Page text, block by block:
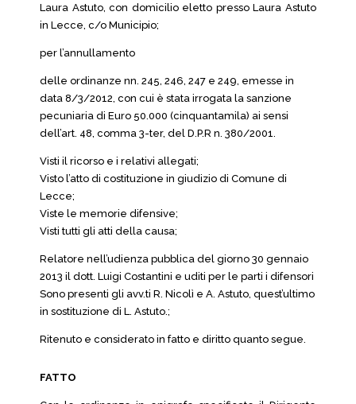
Laura Astuto, con domicilio eletto presso Laura Astuto
in Lecce, c/o Municipio;
per l’annullamento
delle ordinanze nn. 245, 246, 247 e 249, emesse in
data 8/3/2012, con cui è stata irrogata la sanzione
pecuniaria di Euro 50.000 (cinquantamila) ai sensi
dell’art. 48, comma 3-ter, del D.P.R n. 380/2001.
Visti il ricorso e i relativi allegati;
Visto l’atto di costituzione in giudizio di Comune di
Lecce;
Viste le memorie difensive;
Visti tutti gli atti della causa;
Relatore nell’udienza pubblica del giorno 30 gennaio
2013 il dott. Luigi Costantini e uditi per le parti i difensori
Sono presenti gli avv.ti R. Nicolì e A. Astuto, quest’ultimo
in sostituzione di L. Astuto.;
Ritenuto e considerato in fatto e diritto quanto segue.
FATTO